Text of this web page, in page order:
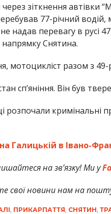
зіткнення автівки
77-річний
надав перевагу в русі
Снятина.
мотоцикліст разом з
сп’яніння. Він був
розпочали кримінальні
Галицькій в Івано-
на зв’язку! Ми у
свої новини нам на
ПРИКАРПАТТЯ СНЯТИН